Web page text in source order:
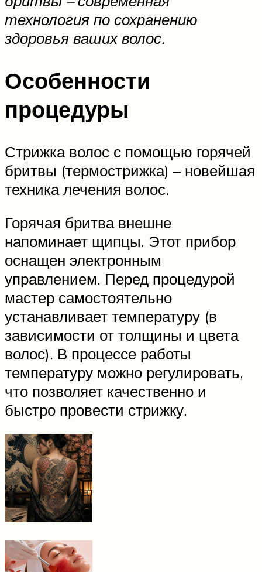
технология по сохранению
здоровья ваших волос.
Особенности
процедуры
Стрижка волос с помощью горячей
бритвы (термострижка) – новейшая
техника лечения волос.
Горячая бритва внешне
напоминает щипцы. Этот прибор
оснащен электронным
управлением. Перед процедурой
мастер самостоятельно
устанавливает температуру (в
зависимости от толщины и цвета
волос). В процессе работы
температуру можно регулировать,
что позволяет качественно и
быстро провести стрижку.